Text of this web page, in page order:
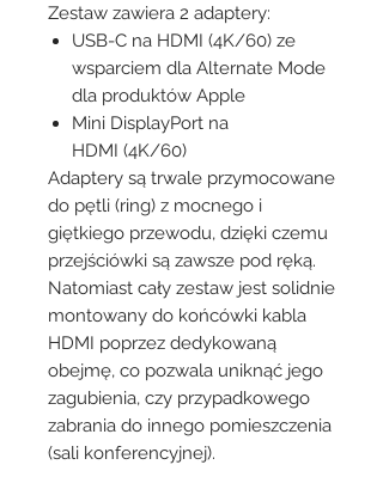
Zestaw zawiera 2 adaptery:
USB-C na HDMI (4K/60) ze
wsparciem dla Alternate Mode
dla produktów Apple
Mini DisplayPort na
HDMI (4K/60)
Adaptery są trwale przymocowane
do pętli (ring) z mocnego i
giętkiego przewodu, dzięki czemu
przejściówki są zawsze pod ręką.
Natomiast cały zestaw jest solidnie
montowany do końcówki kabla
HDMI poprzez dedykowaną
obejmę, co pozwala uniknąć jego
zagubienia, czy przypadkowego
zabrania do innego pomieszczenia
(sali konferencyjnej).